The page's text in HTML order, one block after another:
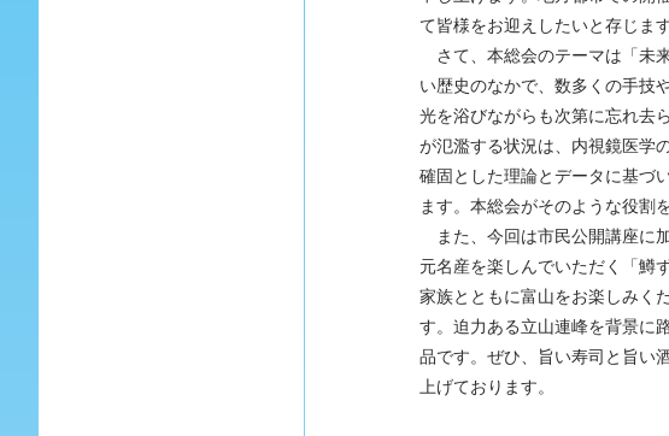
て皆様をお迎えしたいと存じます
さて、本総会のテーマは「未
い歴史のなかで、数多くの手技
光を浴びながらも次第に忘れ去
が氾濫する状況は、内視鏡医学
確固とした理論とデータに基づ
ます。本総会がそのような役割
また、今回は市民公開講座に
元名産を楽しんでいただく「鱒
家族とともに富山をお楽しみく
す。迫力ある立山連峰を背景に
品です。ぜひ、旨い寿司と旨い
上げております。